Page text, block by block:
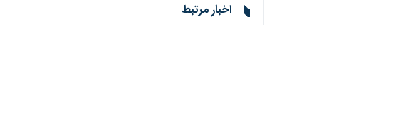
اخبار مرتبط